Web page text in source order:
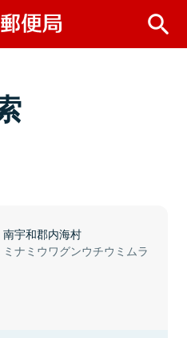
南宇和郡内海村
ミナミウワグンウチウミムラ